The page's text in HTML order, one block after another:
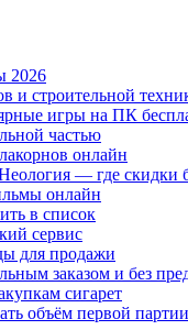
2026
и строительной
игры на ПК
частью
онлайн
— где скидки
онлайн
в список
сервис
для продажи
заказом и без
сигарет
объём первой партии